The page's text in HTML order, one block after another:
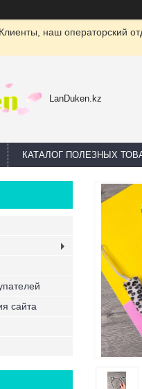
наш операторский
LanDuken.kz
КАТАЛОГ ПОЛЕЗНЫХ
сайта